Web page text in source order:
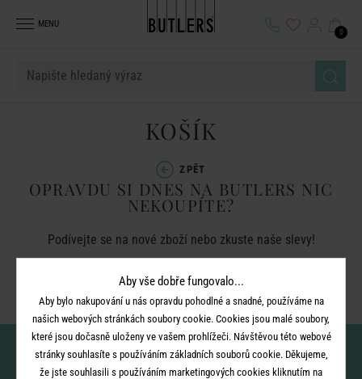
MENU
0
KOŠÍK
ZPĚT
OPRAVDU SI DNES NA BUTLERS NIC
NEKOUPÍTE?
Podívejte se na nové zbožínebo zkuste naše slevy!
ZPĚT NA TITULNÍ STRÁNKU
Nenechte si ujít novinky!
Aby vše dobře fungovalo...
Aby bylo nakupování u nás opravdu pohodlné a snadné, používáme na
našich webových stránkách soubory cookie. Cookies jsou malé soubory,
které jsou dočasně uloženy ve vašem prohlížeči. Návštěvou této webové
stránky souhlasíte s používáním základních souborů cookie. Děkujeme,
že jste souhlasili s používáním marketingových cookies kliknutím na